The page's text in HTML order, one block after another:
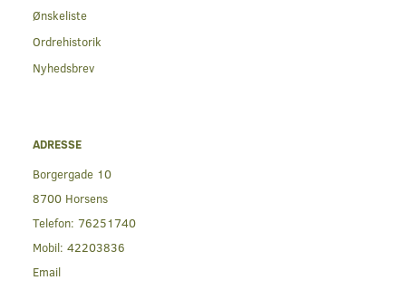
Ønskeliste
Ordrehistorik
Nyhedsbrev
ADRESSE
Borgergade 10
8700 Horsens
Telefon: 76251740
Mobil: 42203836
Email